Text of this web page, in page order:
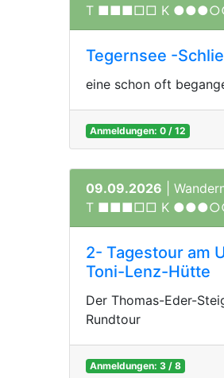
T ■■■□□ K
Tegernsee -
eine schon oft
Anmeldungen: 0 / 12
09.09.2026 |
T ■■■□□ K
2- Tagestour am
Toni-Lenz-Hütte
Der Thomas-Eder-
Rundtour
Anmeldungen: 3 / 8